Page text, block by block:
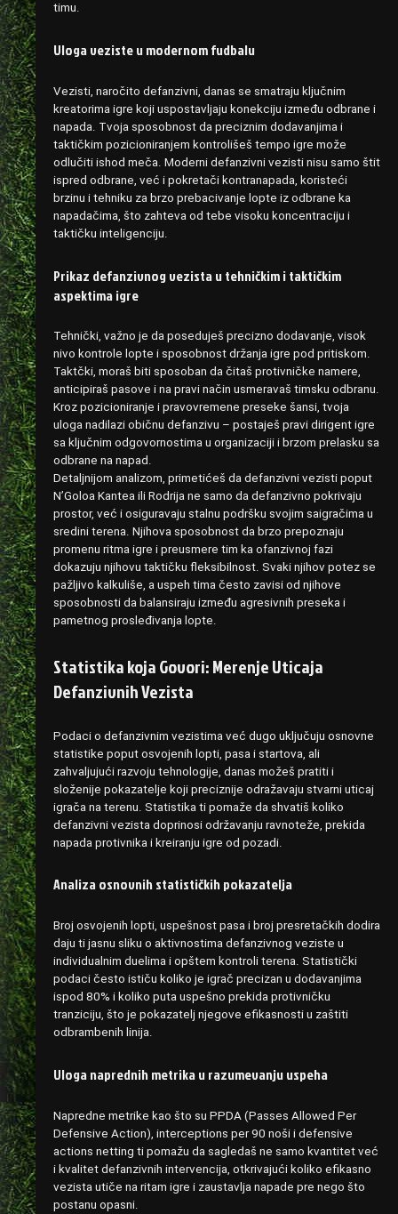
timu.
Uloga veziste u modernom fudbalu
Vezisti, naročito defanzivni, danas se smatraju ključnim
kreatorima igre koji uspostavljaju konekciju između odbrane i
napada. Tvoja sposobnost da preciznim dodavanjima i
taktičkim pozicioniranjem kontrolišeš tempo igre može
odlučiti ishod meča. Moderni defanzivni vezisti nisu samo štit
ispred odbrane, već i pokretači kontranapada, koristeći
brzinu i tehniku za brzo prebacivanje lopte iz odbrane ka
napadačima, što zahteva od tebe visoku koncentraciju i
taktičku inteligenciju.
Prikaz defanzivnog vezista u tehničkim i taktičkim
aspektima igre
Tehnički, važno je da poseduješ precizno dodavanje, visok
nivo kontrole lopte i sposobnost držanja igre pod pritiskom.
Taktčki, moraš biti sposoban da čitaš protivničke namere,
anticipiraš pasove i na pravi način usmeravaš timsku odbranu.
Kroz pozicioniranje i pravovremene preseke šansi, tvoja
uloga nadilazi običnu defanzivu – postaješ pravi dirigent igre
sa ključnim odgovornostima u organizaciji i brzom prelasku sa
odbrane na napad.
Detaljnijom analizom, primetićeš da defanzivni vezisti poput
N’Goloa Kantea ili Rodrija ne samo da defanzivno pokrivaju
prostor, već i osiguravaju stalnu podršku svojim saigračima u
sredini terena. Njihova sposobnost da brzo prepoznaju
promenu ritma igre i preusmere tim ka ofanzivnoj fazi
dokazuju njihovu taktičku fleksibilnost. Svaki njihov potez se
pažljivo kalkuliše, a uspeh tima često zavisi od njihove
sposobnosti da balansiraju između agresivnih preseka i
pametnog prosleđivanja lopte.
Statistika koja Govori: Merenje Uticaja
Defanzivnih Vezista
Podaci o defanzivnim vezistima već dugo uključuju osnovne
statistike poput osvojenih lopti, pasa i startova, ali
zahvaljujući razvoju tehnologije, danas možeš pratiti i
složenije pokazatelje koji preciznije odražavaju stvarni uticaj
igrača na terenu. Statistika ti pomaže da shvatiš koliko
defanzivni vezista doprinosi održavanju ravnoteže, prekida
napada protivnika i kreiranju igre od pozadi.
Analiza osnovnih statističkih pokazatelja
Broj osvojenih lopti, uspešnost pasa i broj presretačkih dodira
daju ti jasnu sliku o aktivnostima defanzivnog veziste u
individualnim duelima i opštem kontroli terena. Statistički
podaci često ističu koliko je igrač precizan u dodavanjima
ispod 80% i koliko puta uspešno prekida protivničku
tranziciju, što je pokazatelj njegove efikasnosti u zaštiti
odbrambenih linija.
Uloga naprednih metrika u razumevanju uspeha
Napredne metrike kao što su PPDA (Passes Allowed Per
Defensive Action), interceptions per 90 noši i defensive
actions netting ti pomažu da sagledaš ne samo kvantitet već
i kvalitet defanzivnih intervencija, otkrivajući koliko efikasno
vezista utiče na ritam igre i zaustavlja napade pre nego što
postanu opasni.